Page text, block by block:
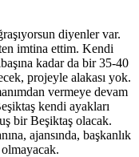
diyenler var.
imtina ettim. Kendi
kadar da bir 35-40
projeyle alakası yok.
vermeye devam
kendi ayakları
bir Beşiktaş olacak.
ajansında, başkanlık